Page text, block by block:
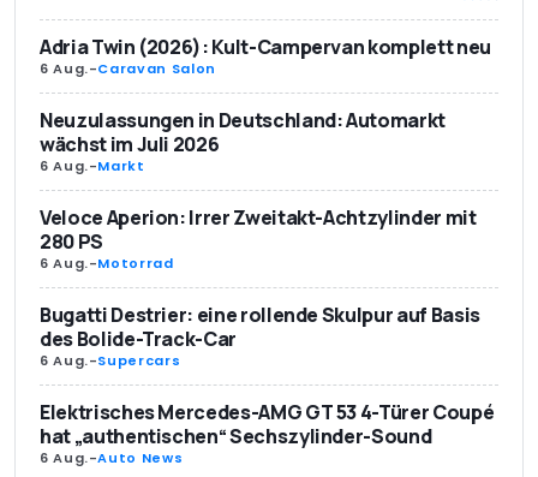
Adria Twin (2026): Kult-Campervan komplett neu
6 Aug.-Caravan Salon
Neuzulassungen in Deutschland: Automarkt
wächst im Juli 2026
6 Aug.-Markt
Veloce Aperion: Irrer Zweitakt-Achtzylinder mit
280 PS
6 Aug.-Motorrad
Bugatti Destrier: eine rollende Skulpur auf Basis
des Bolide-Track-Car
6 Aug.-Supercars
Elektrisches Mercedes-AMG GT 53 4-Türer Coupé
hat „authentischen“ Sechszylinder-Sound
6 Aug.-Auto News